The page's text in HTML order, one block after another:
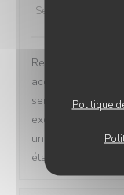
Politique
Service
Restaurant
accueillir sur 1
service
excellentes. Seul
un peu sèche. En
étaient délicieux !